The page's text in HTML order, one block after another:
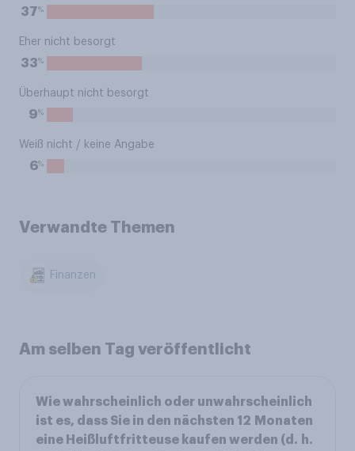
37%
Eher nicht besorgt
33%
Überhaupt nicht besorgt
9%
Weiß nicht / keine Angabe
6%
Verwandte Themen
Finanzen
Am selben Tag veröffentlicht
Wie wahrscheinlich oder unwahrscheinlich
ist es, dass Sie in den nächsten 12 Monaten
eine Heißluftfritteuse kaufen werden (d. h.